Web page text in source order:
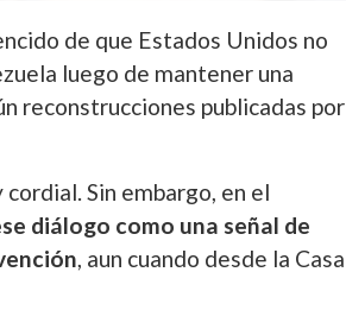
de que Estados Unidos no
luego de mantener una
reconstrucciones publicadas por
Sin embargo, en el
diálogo como una señal de
, aun cuando desde la Casa